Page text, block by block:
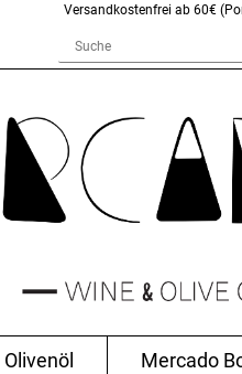
Versandkostenfrei ab 60€
Olivenöl Mercado